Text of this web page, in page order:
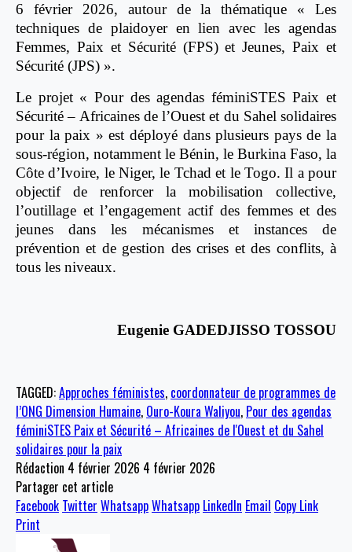
6 février 2026, autour de la thématique « Les
techniques de plaidoyer en lien avec les agendas
Femmes, Paix et Sécurité (FPS) et Jeunes, Paix et
Sécurité (JPS) ».
Le projet « Pour des agendas féminiSTES Paix et
Sécurité – Africaines de l’Ouest et du Sahel solidaires
pour la paix » est déployé dans plusieurs pays de la
sous-région, notamment le Bénin, le Burkina Faso, la
Côte d’Ivoire, le Niger, le Tchad et le Togo. Il a pour
objectif de renforcer la mobilisation collective,
l’outillage et l’engagement actif des femmes et des
jeunes dans les mécanismes et instances de
prévention et de gestion des crises et des conflits, à
tous les niveaux.
Eugenie GADEDJISSO TOSSOU
TAGGED:Approches féministes, coordonnateur de programmes de
l’ONG Dimension Humaine, Ouro-Koura Waliyou, Pour des agendas
féminiSTES Paix et Sécurité – Africaines de l'Ouest et du Sahel
solidaires pour la paix
Rédaction 4 février 2026 4 février 2026
Partager cet article
Facebook Twitter WhatsappWhatsapp LinkedIn Email Copy Link
Print